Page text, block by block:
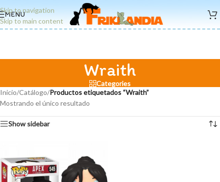
Skip to navigation
Skip to main content
MENU
Wraith
Categories
Inicio/Catálogo/Productos etiquetados “Wraith”
Mostrando el único resultado
Show sidebar